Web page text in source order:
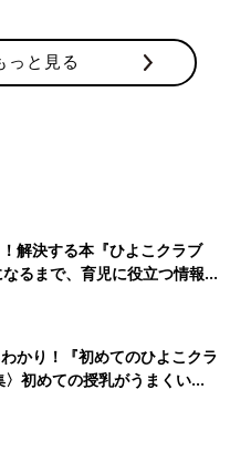
っと見る
解決する本『ひよこクラブ
るまで、育児に役立つ情報が
かり！『初めてのひよこクラ
初めての授乳がうまくい
基本と夏のトラブル 解決テ